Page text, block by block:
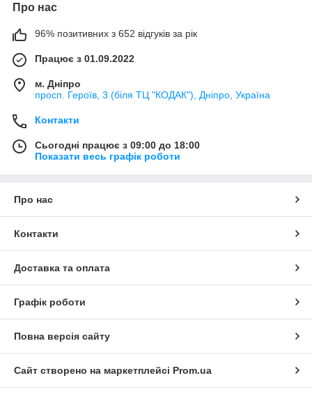
Про нас
96% позитивних з 652 відгуків за рік
Працює з 01.09.2022
м. Дніпро
просп. Героїв, 3 (біля ТЦ "КОДАК"), Дніпро, Україна
Контакти
Сьогодні працює з 09:00 до 18:00
Показати весь графік роботи
Про нас
Контакти
Доставка та оплата
Графік роботи
Повна версія сайту
Сайт створено на маркетплейсі Prom.ua